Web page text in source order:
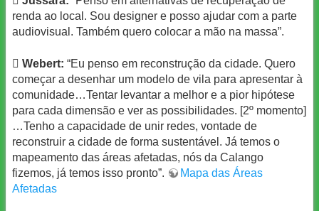
renda ao local. Sou designer e posso ajudar com a parte
audiovisual. Também quero colocar a mão na massa”.
 Webert: “Eu penso em reconstrução da cidade. Quero
começar a desenhar um modelo de vila para apresentar à
comunidade…Tentar levantar a melhor e a pior hipótese
para cada dimensão e ver as possibilidades. [2º momento]
…Tenho a capacidade de unir redes, vontade de
reconstruir a cidade de forma sustentável. Já temos o
mapeamento das áreas afetadas, nós da Calango
fizemos, já temos isso pronto”.
Mapa das Áreas
Afetadas